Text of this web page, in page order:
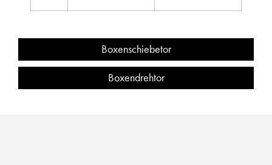
Boxenschiebetor
Boxendrehtor